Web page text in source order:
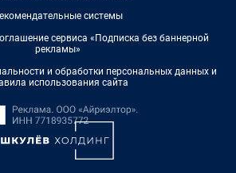
системы
сервиса «Подписка без баннерной
рекламы»
и обработки персональных данных и
использования сайта